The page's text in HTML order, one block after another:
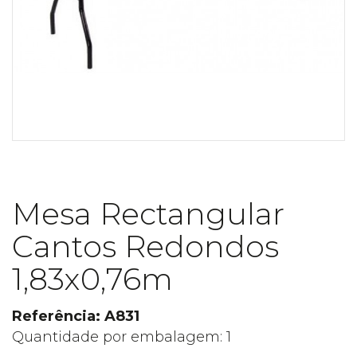
Mesa Rectangular
Cantos Redondos
1,83x0,76m
Referência: A831
Quantidade por embalagem: 1